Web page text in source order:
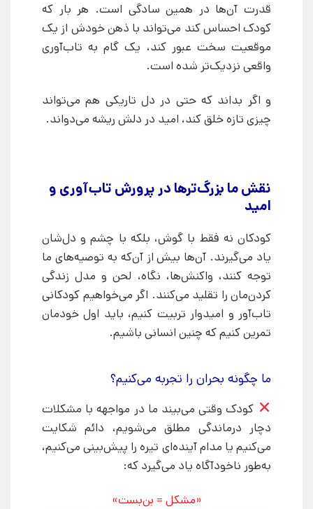
قدرت آن‌ها در همین سادگی است. هر بار که
کودک احساس کند می‌تواند با ذهن خودش از یک
موقعیت سخت عبور کند، یک گام به تاب‌آوری
واقعی نزدیک‌تر شده است.
و اگر بداند که حتی در دل تاریکی هم می‌تواند
چیزی تازه خلق کند، امید در دلش ریشه می‌دواند.
نقش ما بزرگ‌ترها در پرورش تاب‌آوری و
امید
کودکان نه فقط با گوش، بلکه با چشم و دل‌شان
یاد می‌گیرند. آن‌ها بیش از آن‌که به توصیه‌های ما
توجه کنند، واکنش‌ها، نگاه، لحن و مدل زندگی
کردن‌مان را تقلید می‌کنند. اگر می‌خواهیم کودکانی
تاب‌آور و امیدوار تربیت کنیم، باید اول خودمان
تمرین کنیم که چنین انسانی باشیم.
ما چگونه بحران را تجربه می‌کنیم؟
کودک وقتی می‌بیند ما در مواجهه با مشکلات
دچار درماندگی مطلق می‌شویم، دائم شکایت
می‌کنیم یا مدام آینده‌ای تیره را پیش‌بینی می‌کنیم،
به‌طور ناخودآگاه یاد می‌گیرد که:
«مشکل = بن‌بست»